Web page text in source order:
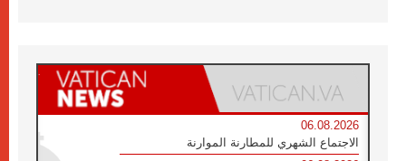
06.08.2026
الاجتماع الشهري للمطارنة الموارنة